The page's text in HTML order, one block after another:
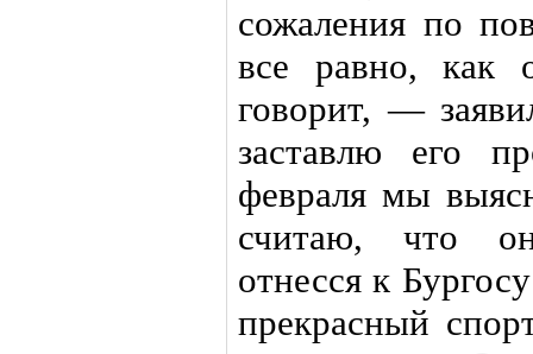
сожаления по
все равно, как
говорит, —
заставлю его
февраля мы
считаю, что
отнесся к
прекрасный